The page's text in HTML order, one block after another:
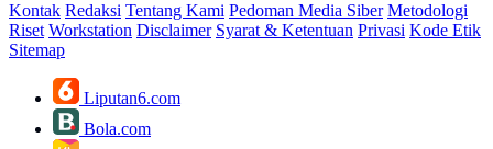
Kontak Redaksi Tentang Kami Pedoman Media Siber Metodologi
Riset Workstation Disclaimer Syarat & Ketentuan Privasi Kode Etik
Sitemap
Liputan6.com
Bola.com